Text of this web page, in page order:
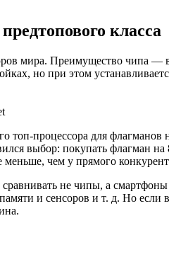
класса
мира. Преимущество чипа —
но при этом
топ-процессора для
выбор: покупать флагман
меньше, чем у прямого
не чипы, а
и сенсоров и т. д. Но